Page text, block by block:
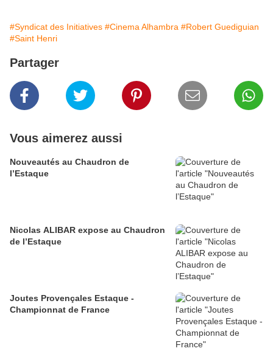
#Syndicat des Initiatives #Cinema Alhambra #Robert Guediguian
#Saint Henri
Partager
Vous aimerez aussi
Nouveautés au Chaudron de
l’Estaque
Nicolas ALIBAR expose au Chaudron
de l’Estaque
Joutes Provençales Estaque -
Championnat de France